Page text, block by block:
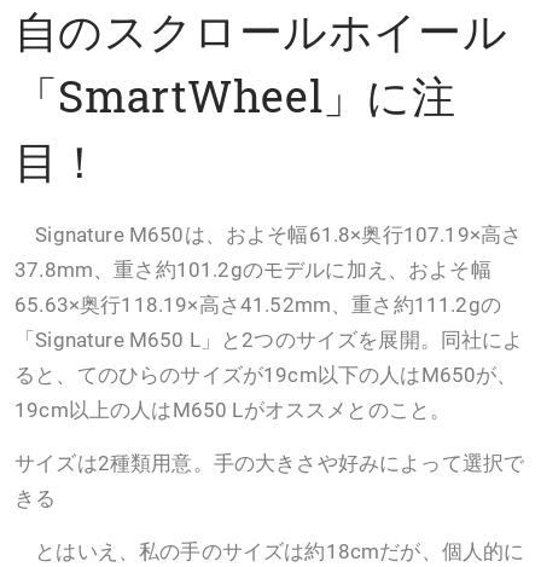
自のスクロールホイール
「SmartWheel」に注
目！
Signature M650は、およそ幅61.8×奥行107.19×高さ
37.8mm、重さ約101.2gのモデルに加え、およそ幅
65.63×奥行118.19×高さ41.52mm、重さ約111.2gの
「Signature M650 L」と2つのサイズを展開。同社によ
ると、てのひらのサイズが19cm以下の人はM650が、
19cm以上の人はM650 Lがオススメとのこと。
サイズは2種類用意。手の大きさや好みによって選択で
きる
とはいえ、私の手のサイズは約18cmだが、個人的に